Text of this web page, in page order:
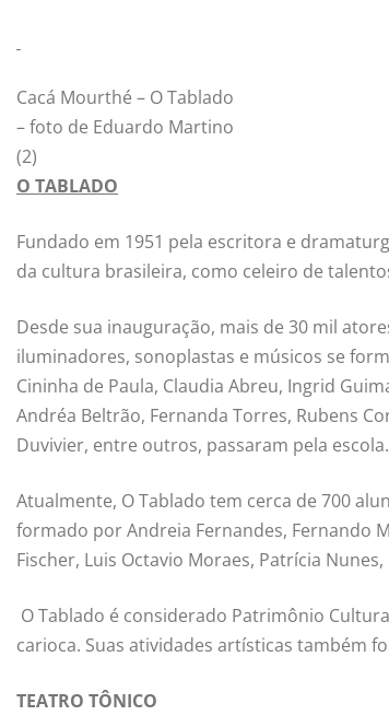
Cacá Mourthé – O Tablado
– foto de Eduardo Martino
(2)
O TABLADO
Fundado em 1951 pela escritora e
da cultura brasileira, como celeiro de
Desde sua inauguração, mais de 30 mil
iluminadores, sonoplastas e músicos se
Cininha de Paula, Claudia Abreu, Ingrid
Andréa Beltrão, Fernanda Torres, Rubens
Duvivier, entre outros, passaram pela escola.
Atualmente, O Tablado tem cerca de 700
formado por Andreia Fernandes, Fernando
Fischer, Luis Octavio Moraes, Patrícia
O Tablado é considerado Patrimônio
carioca. Suas atividades artísticas também
TEATRO TÔNICO